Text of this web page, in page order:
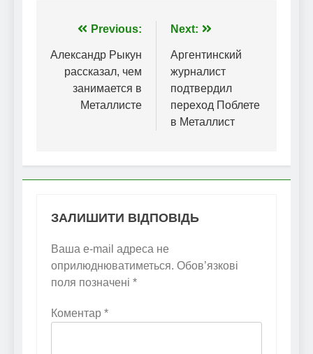
Навігація
записів
Previous:
Александр Рыкун
рассказал, чем
занимается в
Металлисте
Next:
Аргентинский
журналист
подтвердил
переход Поблете
в Металлист
ЗАЛИШИТИ ВІДПОВІДЬ
Ваша e-mail адреса не
оприлюднюватиметься. Обов’язкові
поля позначені *
Коментар *